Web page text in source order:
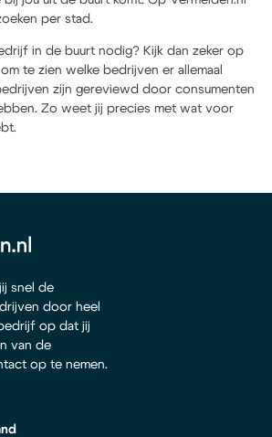
per stad.
in de buurt nodig? Kijk dan zeker op
te zien welke bedrijven er allemaal
zijn gereviewd door consumenten
Zo weet jij precies met wat voor
snel de
door heel
op dat jij
van de
op te nemen.